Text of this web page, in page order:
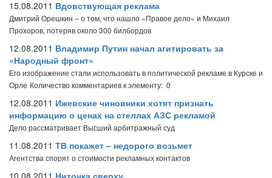
15.08.2011 Вдовствующая реклама
Дмитрий Орешкин – о том, что нашло «Правое дело» и Михаил
Прохоров, потеряв около 300 билбордов
12.08.2011 Владимир Путин начал агитировать за
«Народный фронт»
Его изображение стали использовать в политической рекламе в Курске и
Орле Количество комментариев к элементу: 0
12.08.2011 Ижевские чиновники хотят признать
информацию о ценах на стеллах АЗС рекламой
Дело рассматривает Высший арбитражный суд
11.08.2011 ТВ покажет – недорого возьмет
Агентства спорят о стоимости рекламных контактов
10.08.2011 Ниточка сверху